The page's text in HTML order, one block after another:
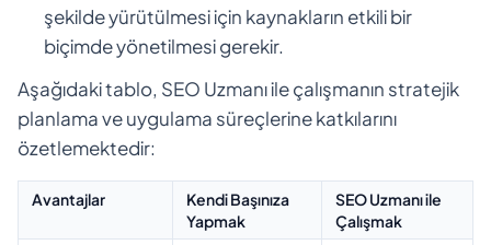
şekilde yürütülmesi için kaynakların etkili bir
biçimde yönetilmesi gerekir.
Aşağıdaki tablo, SEO Uzmanı ile çalışmanın stratejik
planlama ve uygulama süreçlerine katkılarını
özetlemektedir:
Avantajlar
Kendi Başınıza
Yapmak
SEO Uzmanı ile
Çalışmak